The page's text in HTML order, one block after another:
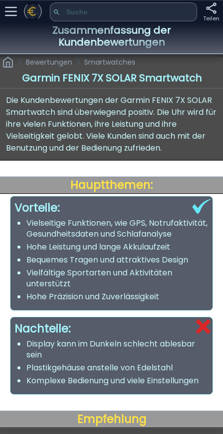
Teilen
Zusammenfassung der
Kundenbewertungen
Bewertungen Smartwatches
Garmin FENIX 7X SOLAR Smartwatch
Die Kundenbewertungen der Garmin FENIX 7X SOLAR
Smartwatch sind überwiegend positiv. Die Uhr wird für
ihre vielen Funktionen, ihre Leistung und ihre
Vielseitigkeit gelobt. Viele Kunden sind auch mit der
Benutzung und der Bedienung zufrieden.
Hauptthemen:
Vorteile:
Vielseitige Funktionen, wie GPS, Notrufaktivität,
Gesundheitsdaten und Schlafanalyse
Hohe Leistung und lange Akkulaufzeit
Bequemes Tragen und attraktives Design
Vielfältige Sportarten und Aktivitäten
unterstützt
Hohe Präzision und Zuverlässigkeit
Nachteile:
Display kann im Dunkeln schlecht ablesbar
sein
Plastikgehäuse anstelle von Edelstahl
Komplexe Bedienung und viele Einstellungen
Empfehlung